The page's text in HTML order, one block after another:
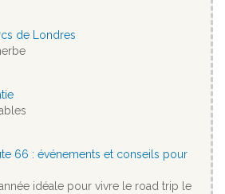
de Londres
66 : événements et conseils pour
idéale pour vivre le road trip le